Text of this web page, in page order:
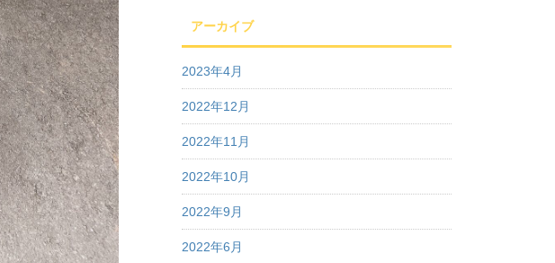
アーカイブ
2023年4月
2022年12月
2022年11月
2022年10月
2022年9月
2022年6月